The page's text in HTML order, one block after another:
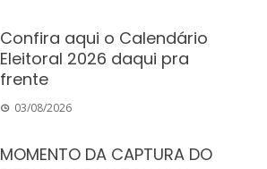
Confira aqui o Calendário
Eleitoral 2026 daqui pra
frente
03/08/2026
MOMENTO DA CAPTURA DO